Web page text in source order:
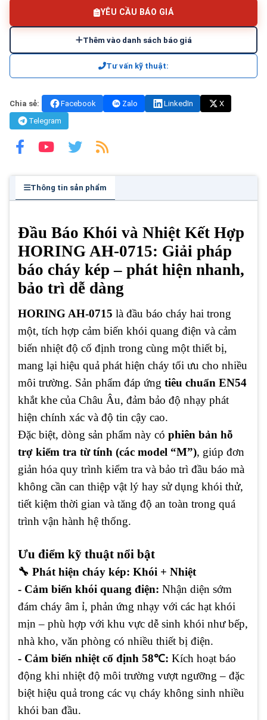
YÊU CẦU BÁO GIÁ
Thêm vào danh sách báo giá
Tư vấn kỹ thuật:
Chia sẻ: Facebook Zalo LinkedIn
X
Telegram
Thông tin sản phẩm
Đầu Báo Khói và Nhiệt Kết Hợp
HORING AH-0715: Giải pháp
báo cháy kép – phát hiện nhanh,
bảo trì dễ dàng
HORING AH-0715 là đầu báo cháy hai trong
một, tích hợp cảm biến khói quang điện và cảm
biến nhiệt độ cố định trong cùng một thiết bị,
mang lại hiệu quả phát hiện cháy tối ưu cho nhiều
môi trường. Sản phẩm đáp ứng tiêu chuẩn EN54
khắt khe của Châu Âu, đảm bảo độ nhạy phát
hiện chính xác và độ tin cậy cao.
Đặc biệt, dòng sản phẩm này có phiên bản hỗ
trợ kiểm tra từ tính (các model “M”), giúp đơn
giản hóa quy trình kiểm tra và bảo trì đầu báo mà
không cần can thiệp vật lý hay sử dụng khói thử,
tiết kiệm thời gian và tăng độ an toàn trong quá
trình vận hành hệ thống.
Ưu điểm kỹ thuật nổi bật
🔧 Phát hiện cháy kép: Khói + Nhiệt
- Cảm biến khói quang điện: Nhận diện sớm
đám cháy âm ỉ, phản ứng nhạy với các hạt khói
mịn – phù hợp với khu vực dễ sinh khói như bếp,
nhà kho, văn phòng có nhiều thiết bị điện.
- Cảm biến nhiệt cố định 58℃: Kích hoạt báo
động khi nhiệt độ môi trường vượt ngưỡng – đặc
biệt hiệu quả trong các vụ cháy không sinh nhiều
khói ban đầu.